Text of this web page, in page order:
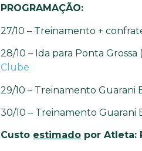
PROGRAMAÇÃO:
27/10 – Treinamento +
28/10 – Ida para Ponta
Clube
29/10 – Treinamento Guarani
30/10 – Treinamento Guarani
Custo estimado por Atleta: